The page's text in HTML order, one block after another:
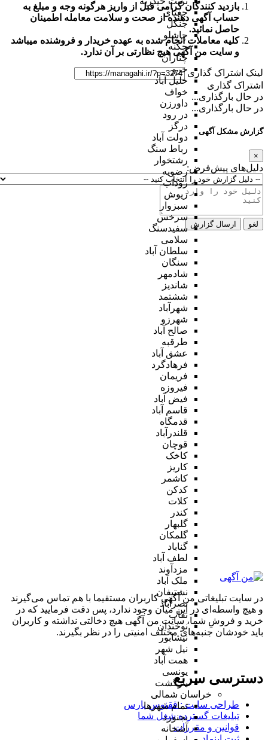
جغتای
جنگل
چاشلو
چکنه
چناران
خرو
خلیل آباد
خواف
داورزن
در رود
درگز
دولت آباد
رباط سنگ
رشتخوار
رضویه
روداب
ریوش
سبزوار
سرخس
سفیدسنگ
سلامی
سلطان آباد
سنگان
شادمهر
شاندیز
ششتمد
شهرآباد
شهرزو
صالح آباد
طرقبه
عشق آباد
فرهادگرد
فریمان
فیروزه
فیض آباد
قاسم آباد
قدمگاه
قلندرآباد
قوچان
کاخک
کاریز
کاشمر
کدکن
کلات
کندر
گلبهار
گلمکان
گناباد
لطف آباد
مزدآوند
ملک آباد
نشتیفان
نصرآباد
نقاب
نوخندان
نیشابور
نیل شهر
همت آباد
یونسی
بازگشت
خراسان شمالی
تمام شهر‌ها
بجنورد
آشخانه
بازدید کنندگان گرامی قبل از واریز هرگونه وجه و مبلغ به
حساب آگهی دهنده از صحت و سلامت معامله اطمینان
حاصل نمائید.
کلیه معاملات انجام شده به عهده خریدار و فروشنده میباشد
و سایت من آگهیهیچ نظارتی بر آن ندارد.
لینک اشتراک گذاری
اشتراک گذاری
در حال بارگذاری...
در حال بارگذاری...
گزارش مشکل آگهی
×
دلیل‌های پیش‌فرض:
لغو ارسال گزارش
در سایت تبلیغاتی من آگهی کاربران مستقیما با هم تماس می‌گیرند
و هیچ واسطه‌ای در این میان وجود ندارد، پس دقت فرمایید که در
خرید و فروشِ شما، سایت من آگهی هیچ دخالتی نداشته و کاربران
باید خودشان جنبه‌های مختلف امنیتی را در نظر بگیرند.
دسترسی سریع
طراحی سایت :‌ ققنوس پارس
تبلیغات گسترده شغل شما
قوانین و مقررات